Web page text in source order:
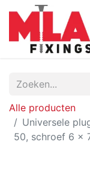
Alle producten
Universele
50, schroef 6 x